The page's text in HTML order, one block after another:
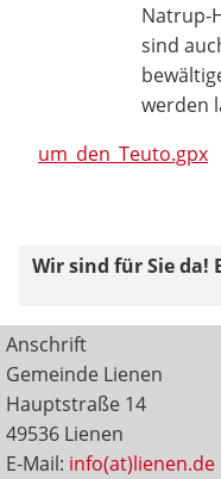
Natrup-
sind
werden
um_den_Teuto.gpx
Wir sind für Sie da!
Anschrift
Gemeinde Lienen
Hauptstraße 14
49536 Lienen
E-Mail: info(at)lienen.de